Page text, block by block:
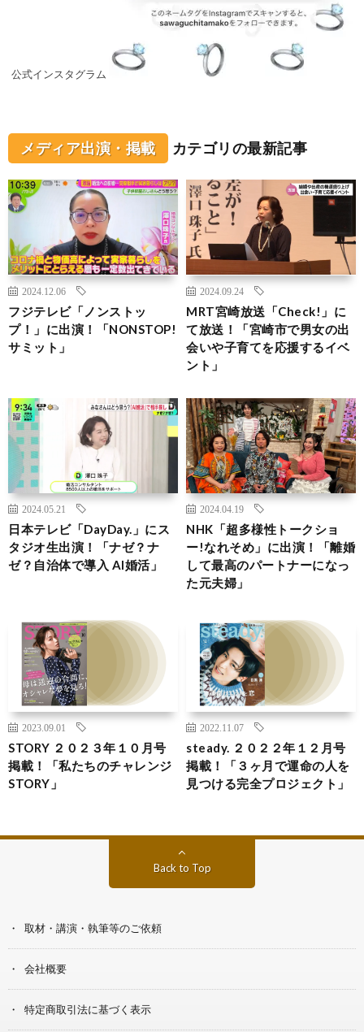
公式インスタグラム
メディア出演・掲載 カテゴリの最新記事
2024.12.06
フジテレビ「ノンストッ
プ！」に出演！「NONSTOP!
サミット」
2024.09.24
MRT宮崎放送「Check!」に
て放送！「宮崎市で男女の出
会いや子育てを応援するイベ
ント」
2024.05.21
日本テレビ「DayDay.」にス
タジオ生出演！「ナゼ？ナ
ゼ？自治体で導入 AI婚活」
2024.04.19
NHK「超多様性トークショ
ー!なれそめ」に出演！「離婚
して最高のパートナーになっ
た元夫婦」
2023.09.01
STORY ２０２３年１０月号
掲載！「私たちのチャレンジ
STORY」
2022.11.07
steady. ２０２２年１２月号
掲載！「３ヶ月で運命の人を
見つける完全プロジェクト」
Back to Top
取材・講演・執筆等のご依頼
会社概要
特定商取引法に基づく表示